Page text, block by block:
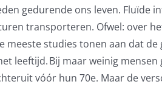
gedurende ons leven. Fluïde
transporteren. Ofwel: over
e meeste studies tonen aan dat de
leeftijd.Bij maar weinig mensen
vóór hun 70e. Maar de